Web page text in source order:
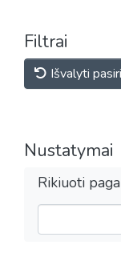
Filtrai
Išvalyti
Nustatymai
Rikiuoti